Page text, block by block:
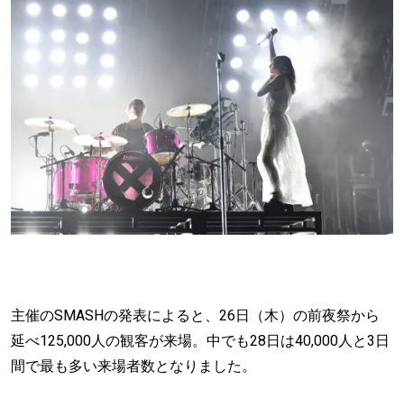
主催のSMASHの発表によると、26日（木）の前夜祭から
延べ125,000人の観客が来場。中でも28日は40,000人と3日
間で最も多い来場者数となりました。